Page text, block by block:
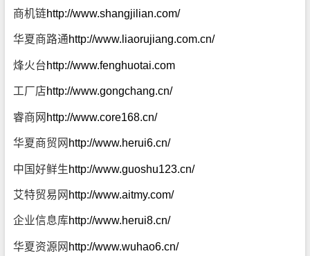
商机链http://www.shangjilian.com/
华夏商路通http://www.liaorujiang.com.cn/
烽火台http://www.fenghuotai.com
工厂店http://www.gongchang.cn/
睿商网 http://www.core168.cn/
华夏商贸网 http://www.herui6.cn/
中国好鲜生http://www.guoshu123.cn/
艾特贸易网 http://www.aitmy.com/
企业信息库http://www.herui8.cn/
华夏资源网 http://www.wuhao6.cn/